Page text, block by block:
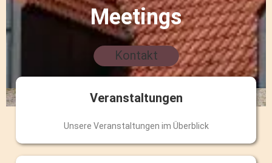
Meetings
Kontakt
Veranstaltungen
Unsere Veranstaltungen im Überblick